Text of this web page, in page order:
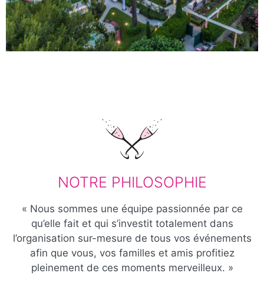
NOTRE PHILOSOPHIE
« Nous sommes une équipe passionnée par ce
qu’elle fait et qui s’investit totalement dans
l’organisation sur-mesure de tous vos événements
afin que vous, vos familles et amis profitiez
pleinement de ces moments merveilleux. »